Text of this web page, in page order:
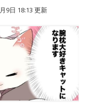
9日 18:13 更新